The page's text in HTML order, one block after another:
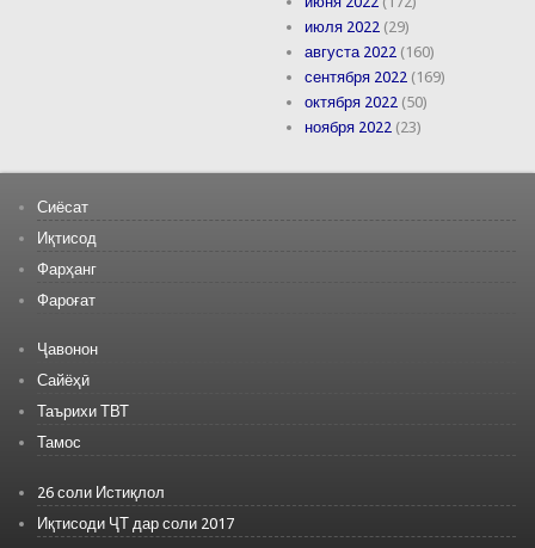
июля 2022 (29)
августа 2022 (160)
сентября 2022 (169)
октября 2022 (50)
ноября 2022 (23)
Сиёсат
Иқтисод
Фарҳанг
Фароғат
Ҷавонон
Сайёҳӣ
Таърихи ТВТ
Тамос
26 соли Истиқлол
Иқтисоди ҶТ дар соли 2017